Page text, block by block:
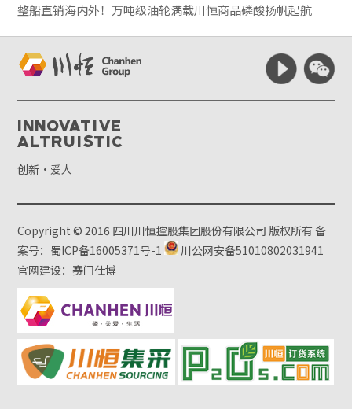
整船直销海内外！万吨级油轮满载川恒商品磷酸扬帆起航
Innovative
Altruistic
创新·爱人
Copyright © 2016 四川川恒控股集团股份有限公司 版权所有备
案号：蜀ICP备16005371号-1
川公网安备51010802031941
官网建设：赛门仕博